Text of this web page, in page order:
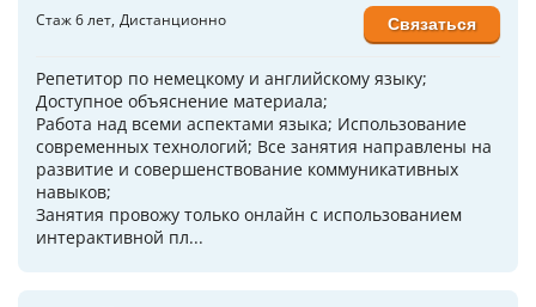
Стаж 6 лет Дистанционно
Репетитор по немецкому и английскому языку;
Доступное объяснение материала;
Работа над всеми аспектами языка; Использование
современных технологий; Все занятия направлены на
развитие и совершенствование коммуникативных
навыков;
Занятия провожу только онлайн с использованием
интерактивной пл...
Связаться